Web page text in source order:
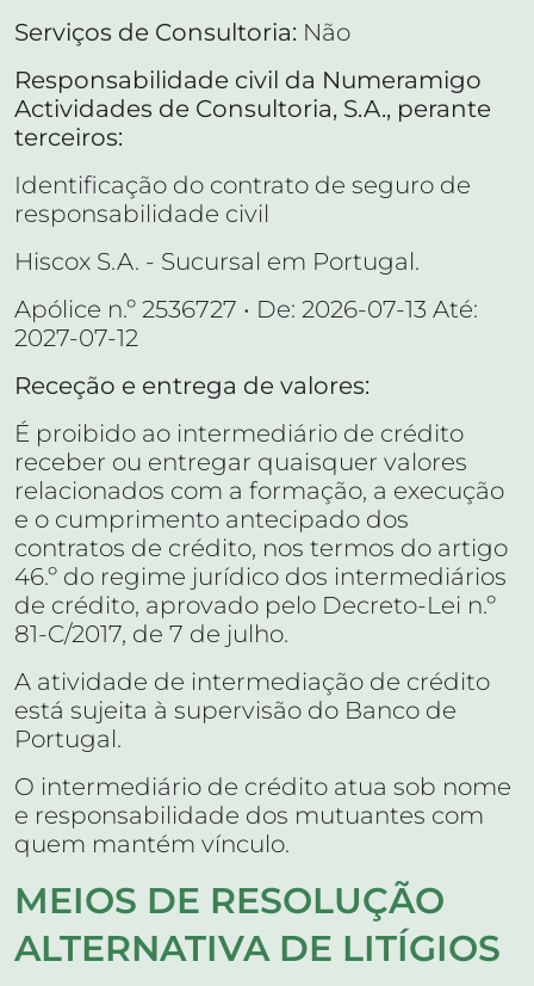
Serviços de Consultoria: Não
Responsabilidade civil da Numeramigo
Actividades de Consultoria, S.A., perante
terceiros:
Identificação do contrato de seguro de
responsabilidade civil
Hiscox S.A. - Sucursal em Portugal.
Apólice n.º 2536727 • De: 2026-07-13 Até:
2027-07-12
Receção e entrega de valores:
É proibido ao intermediário de crédito
receber ou entregar quaisquer valores
relacionados com a formação, a execução
e o cumprimento antecipado dos
contratos de crédito, nos termos do artigo
46.º do regime jurídico dos intermediários
de crédito, aprovado pelo Decreto-Lei n.º
81-C/2017, de 7 de julho.
A atividade de intermediação de crédito
está sujeita à supervisão do Banco de
Portugal.
O intermediário de crédito atua sob nome
e responsabilidade dos mutuantes com
quem mantém vínculo.
MEIOS DE RESOLUÇÃO
ALTERNATIVA DE LITÍGIOS